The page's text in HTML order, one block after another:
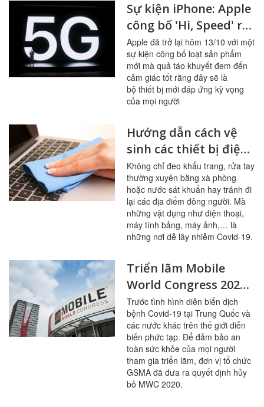
Sự kiện iPhone: Apple
công bố 'Hi, Speed' ra
mắt 4 iphone 12 và
một số công nghệ mới
Apple đã trở lại hôm 13/10 với một
sự kiện công bố loạt sản phẩm
mới mà quả táo khuyết đem đến
cảm giác tốt rằng đây sẽ là
bộ thiết bị mới đáp ứng kỳ vọng
của mọi người
Hướng dẫn cách vệ
sinh các thiết bị điện
tử phòng dịch bệnh
Không chỉ đeo khẩu trang, rửa tay
thường xuyên bằng xà phòng
hoặc nước sát khuẩn hay tránh đi
lại các địa điểm đông người. Mà
những vật dụng như điện thoại,
máy tính bảng, máy ảnh,… là
những nơi dễ lây nhiễm Covid-19.
Triển lãm Mobile
World Congress 2020
chính thức bị hủy bỏ
do Covid-19
Trước tình hình diễn biến dịch
bệnh Covid-19 tại Trung Quốc và
các nước khác trên thế giới diễn
biến phức tạp. Để đảm bảo an
toàn sức khỏe của mọi người
tham gia triển lãm, đơn vị tổ chức
GSMA đã đưa ra quyết định hủy
bỏ MWC 2020.